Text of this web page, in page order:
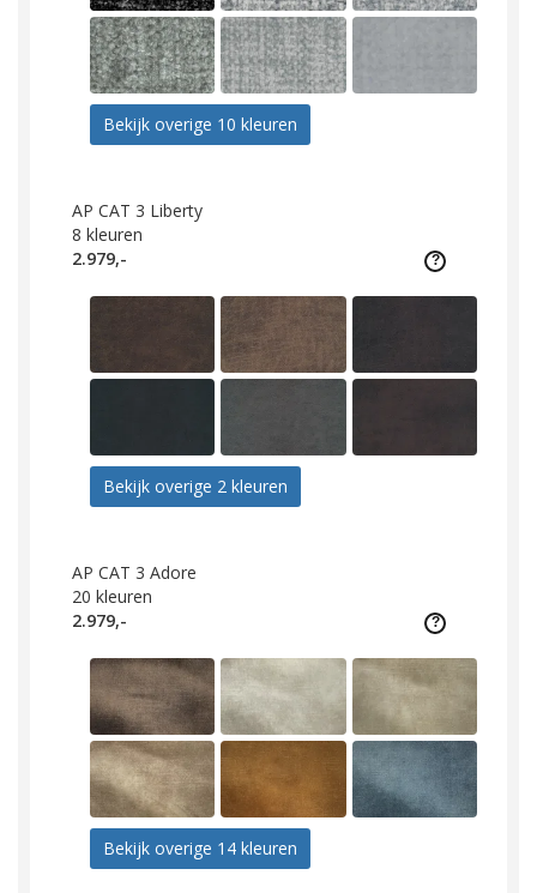
Bekijk overige 10 kleuren
AP CAT 3 Liberty
8 kleuren
2.979,-
Bekijk overige 2 kleuren
AP CAT 3 Adore
20 kleuren
2.979,-
Bekijk overige 14 kleuren